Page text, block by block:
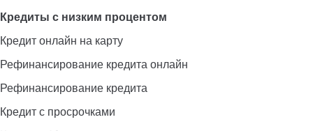
Кредиты с низким процентом
Кредит онлайн на карту
Рефинансирование кредита онлайн
Рефинансирование кредита
Кредит с просрочками